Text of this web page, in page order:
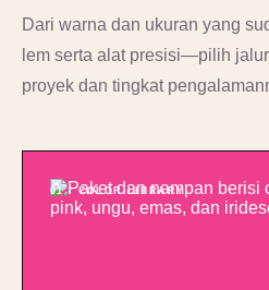
Dari warna dan ukuran yang
lem serta alat presisi—pilih
proyek dan tingkat
01 / COLOR LIBRARY